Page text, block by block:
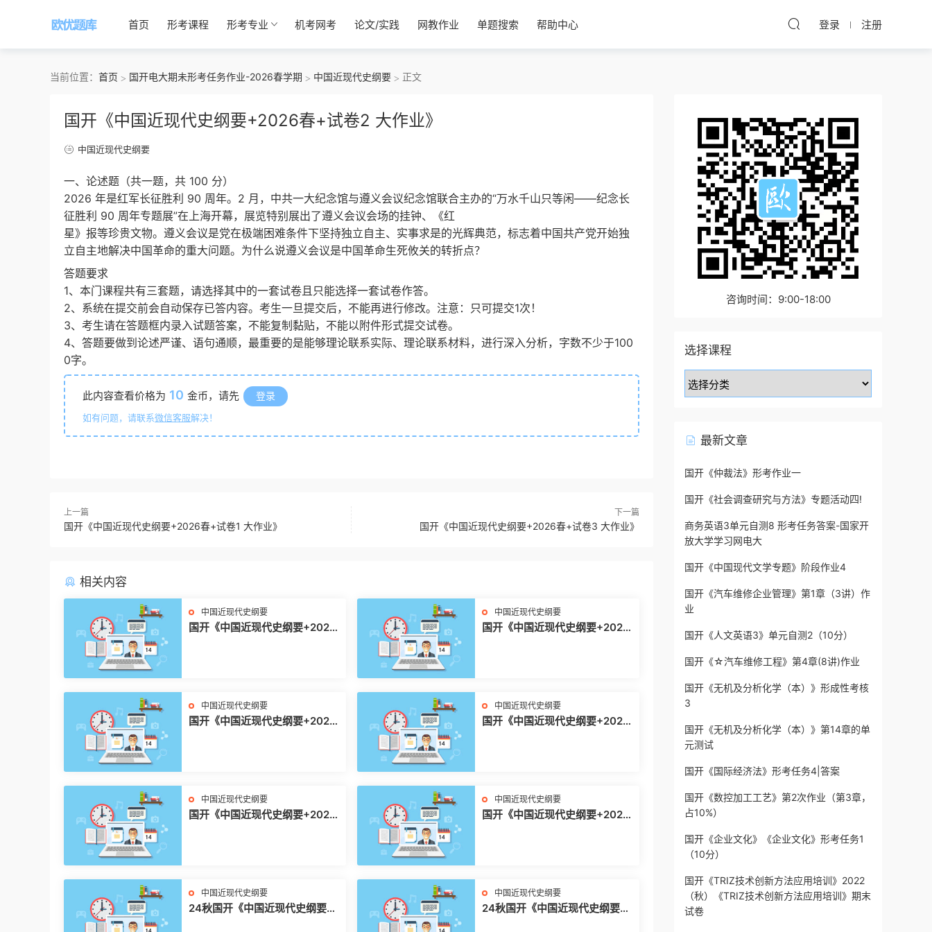
首页 形考课程 形考专业 机考网考 论文/实践 网教作业 单题搜索 帮助中心 登录 注册
当前位置： 首页 国开电大期未形考任务作业-2026春学期 中国近现代史纲要 正文
国开《中国近现代史纲要+2026春+试卷2 大作业》
中国近现代史纲要
一、论述题（共一题，共 100 分）
2026 年是红军长征胜利 90 周年。2 月，中共一大纪念馆与遵义会议纪念馆联合主办的“万水千山只等闲——纪念长
征胜利 90 周年专题展”在上海开幕，展览特别展出了遵义会议会场的挂钟、《红
星》报等珍贵文物。遵义会议是党在极端困难条件下坚持独立自主、实事求是的光辉典范，标志着中国共产党开始独
立自主地解决中国革命的重大问题。为什么说遵义会议是中国革命生死攸关的转折点？
答题要求
1、本门课程共有三套题，请选择其中的一套试卷且只能选择一套试卷作答。
2、系统在提交前会自动保存已答内容。考生一旦提交后，不能再进行修改。注意：只可提交1次！
3、考生请在答题框内录入试题答案，不能复制黏贴，不能以附件形式提交试卷。
4、答题要做到论述严谨、语句通顺，最重要的是能够理论联系实际、理论联系材料，进行深入分析，字数不少于100
0字。
此内容查看价格为 10 金币，请先 登录
如有问题，请联系微信客服解决！
上一篇
国开《中国近现代史纲要+2026春+试卷1 大作业》
下一篇
国开《中国近现代史纲要+2026春+试卷3 大作业》
相关内容
中国近现代史纲要
国开《中国近现代史纲要+2026
中国近现代史纲要
国开《中国近现代史纲要+2026
中国近现代史纲要
国开《中国近现代史纲要+2025
中国近现代史纲要
国开《中国近现代史纲要+2025
中国近现代史纲要
国开《中国近现代史纲要+2025
中国近现代史纲要
国开《中国近现代史纲要+2025
中国近现代史纲要
24秋国开《中国近现代史纲要》
中国近现代史纲要
24秋国开《中国近现代史纲要》
咨询时间：9:00-18:00
选择课程
最新文章
国开《仲裁法》形考作业一
国开《社会调查研究与方法》专题活动四!
商务英语3单元自测8 形考任务答案-国家开
放大学学习网电大
国开《中国现代文学专题》阶段作业4
国开《汽车维修企业管理》第1章（3讲）作
业
国开《人文英语3》单元自测2（10分）
国开《☆汽车维修工程》第4章(8讲)作业
国开《无机及分析化学（本）》形成性考核
3
国开《无机及分析化学（本）》第14章的单
元测试
国开《国际经济法》形考任务4|答案
国开《数控加工工艺》第2次作业（第3章，
占10%）
国开《企业文化》《企业文化》形考任务1
（10分）
国开《TRIZ技术创新方法应用培训》2022
（秋）《TRIZ技术创新方法应用培训》期末
试卷